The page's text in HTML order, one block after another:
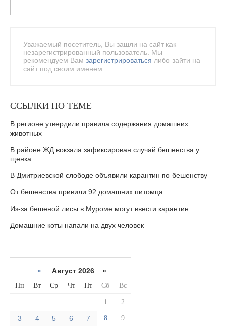
Уважаемый посетитель, Вы зашли на сайт как
незарегистрированный пользователь. Мы
рекомендуем Вам зарегистрироваться либо зайти на
сайт под своим именем.
ССЫЛКИ ПО ТЕМЕ
В регионе утвердили правила содержания домашних
животных
В районе ЖД вокзала зафиксирован случай бешенства у
щенка
В Дмитриевской слободе объявили карантин по бешенству
От бешенства привили 92 домашних питомца
Из-за бешеной лисы в Муроме могут ввести карантин
Домашние коты напали на двух человек
« Август 2026 »
Пн Вт Ср Чт Пт Сб Вс
1 2
3 4 5 6 7 8 9